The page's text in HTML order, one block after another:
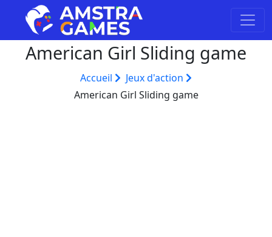
American Girl Sliding game
Accueil
Jeux d'action
American Girl Sliding game